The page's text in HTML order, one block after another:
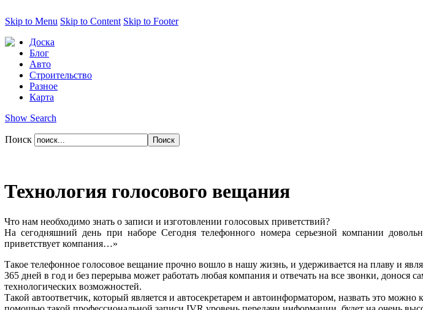
Skip to Menu Skip to Content Skip to Footer
Доска
Блог
Авто
Строительство
Разное
Карта
Show Search
Поиск
Технология голосового вещания
Что нам необходимо знать о записи и изготовлении голосовых приветствий?
На сегодняшний день при наборе Сегодня телефонного номера серьезной компании
приветствует компания…»
Такое телефонное голосовое вещание прочно вошло в нашу жизнь, и удерживается на плаву и
365 дней в год и без перерыва может работать любая компания и отвечать на все звонки,
технологических возможностей.
Такой автоответчик, который является и автосекретарем и автоинформатором, назвать это